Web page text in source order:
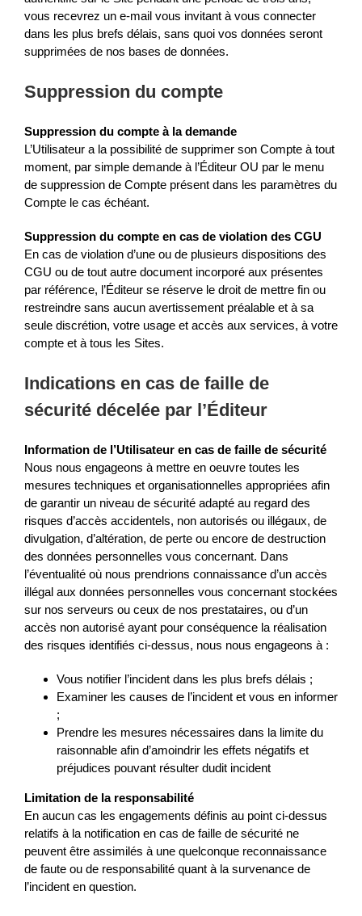
vous recevrez un e-mail vous invitant à vous connecter
dans les plus brefs délais, sans quoi vos données seront
supprimées de nos bases de données.
Suppression du compte
Suppression du compte à la demande
L’Utilisateur a la possibilité de supprimer son Compte à tout
moment, par simple demande à l’Éditeur OU par le menu
de suppression de Compte présent dans les paramètres du
Compte le cas échéant.
Suppression du compte en cas de violation des CGU
En cas de violation d’une ou de plusieurs dispositions des
CGU ou de tout autre document incorporé aux présentes
par référence, l’Éditeur se réserve le droit de mettre fin ou
restreindre sans aucun avertissement préalable et à sa
seule discrétion, votre usage et accès aux services, à votre
compte et à tous les Sites.
Indications en cas de faille de
sécurité décelée par l’Éditeur
Information de l’Utilisateur en cas de faille de sécurité
Nous nous engageons à mettre en oeuvre toutes les
mesures techniques et organisationnelles appropriées afin
de garantir un niveau de sécurité adapté au regard des
risques d’accès accidentels, non autorisés ou illégaux, de
divulgation, d’altération, de perte ou encore de destruction
des données personnelles vous concernant. Dans
l’éventualité où nous prendrions connaissance d’un accès
illégal aux données personnelles vous concernant stockées
sur nos serveurs ou ceux de nos prestataires, ou d’un
accès non autorisé ayant pour conséquence la réalisation
des risques identifiés ci-dessus, nous nous engageons à :
Vous notifier l’incident dans les plus brefs délais ;
Examiner les causes de l’incident et vous en informer
;
Prendre les mesures nécessaires dans la limite du
raisonnable afin d’amoindrir les effets négatifs et
préjudices pouvant résulter dudit incident
Limitation de la responsabilité
En aucun cas les engagements définis au point ci-dessus
relatifs à la notification en cas de faille de sécurité ne
peuvent être assimilés à une quelconque reconnaissance
de faute ou de responsabilité quant à la survenance de
l’incident en question.